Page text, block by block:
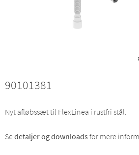
90101381
Nyt afløbssæt til FlexLinea i rustfri stål.
Se detaljer og downloads for mere